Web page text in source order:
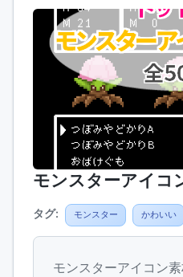
モンスターアイコ
タグ: モンスター かわいい
モンスターアイコン